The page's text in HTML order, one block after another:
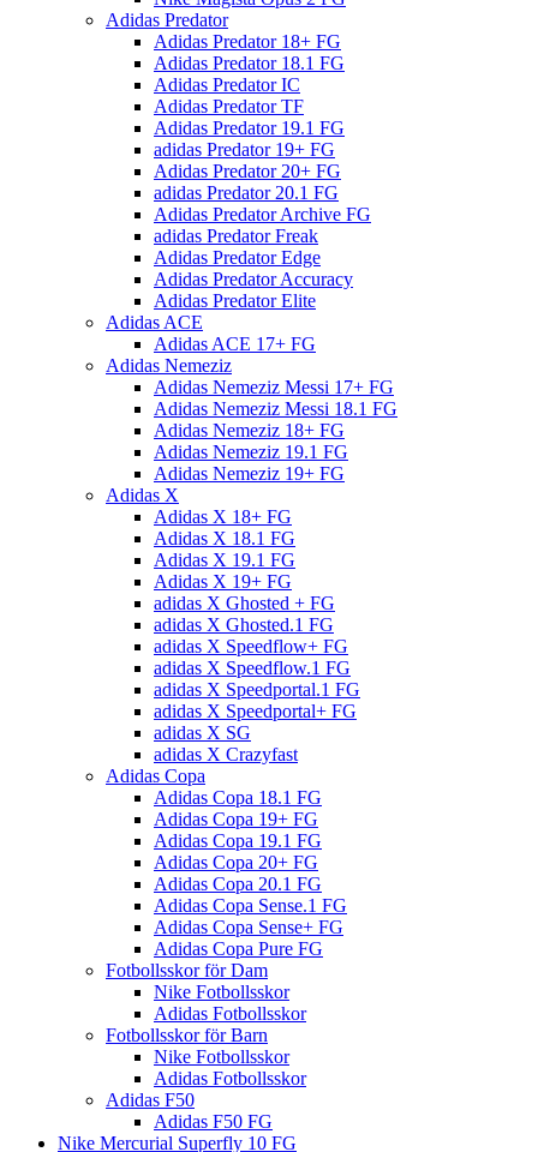
Adidas Predator
Adidas Predator 18+ FG
Adidas Predator 18.1 FG
Adidas Predator IC
Adidas Predator TF
Adidas Predator 19.1 FG
adidas Predator 19+ FG
Adidas Predator 20+ FG
adidas Predator 20.1 FG
Adidas Predator Archive FG
adidas Predator Freak
Adidas Predator Edge
Adidas Predator Accuracy
Adidas Predator Elite
Adidas ACE
Adidas ACE 17+ FG
Adidas Nemeziz
Adidas Nemeziz Messi 17+ FG
Adidas Nemeziz Messi 18.1 FG
Adidas Nemeziz 18+ FG
Adidas Nemeziz 19.1 FG
Adidas Nemeziz 19+ FG
Adidas X
Adidas X 18+ FG
Adidas X 18.1 FG
Adidas X 19.1 FG
Adidas X 19+ FG
adidas X Ghosted + FG
adidas X Ghosted.1 FG
adidas X Speedflow+ FG
adidas X Speedflow.1 FG
adidas X Speedportal.1 FG
adidas X Speedportal+ FG
adidas X SG
adidas X Crazyfast
Adidas Copa
Adidas Copa 18.1 FG
Adidas Copa 19+ FG
Adidas Copa 19.1 FG
Adidas Copa 20+ FG
Adidas Copa 20.1 FG
Adidas Copa Sense.1 FG
Adidas Copa Sense+ FG
Adidas Copa Pure FG
Fotbollsskor för Dam
Nike Fotbollsskor
Adidas Fotbollsskor
Fotbollsskor för Barn
Nike Fotbollsskor
Adidas Fotbollsskor
Adidas F50
Adidas F50 FG
Nike Mercurial Superfly 10 FG